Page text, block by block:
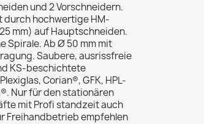
und 2 Vorschneidern.
durch hochwertige HM-
mm) auf Hauptschneiden.
Spirale. Ab Ø 50 mm mit
Saubere, ausrissfreie
KS-beschichtete
Corian®, GFK, HPL-
Nur für den stationären
mit Profi standzeit auch
Freihandbetrieb empfehlen